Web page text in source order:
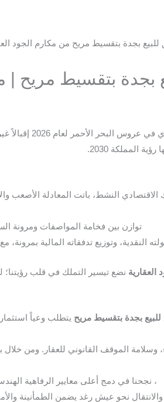
بجدة بتقسيط مريح |
​يشهد السوق
المملكة 2030.
النشط، باتت المعادلة الأصعب
توازن بين فخامة المواصفات ومرونة
النقدية، وتوزيع تدفقاته المالية
العقارية نضع تيسير التملك في قلب
للبيع بجدة بتقسيط مريح يتطلب وعياً
وسلامة الموقف القانوني للعقار. ومن
، نجحنا في دمج أعلى معايير الرفاهية
والانتقال نحو عيش رغد يضمن الطمأنينة